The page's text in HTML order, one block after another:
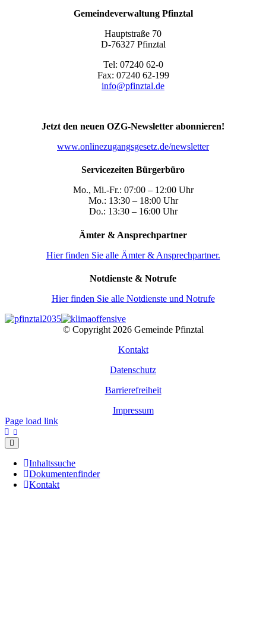
Gemeindeverwaltung Pfinztal
Hauptstraße 70
D-76327 Pfinztal
Tel: 07240 62-0
Fax: 07240 62-199
info@pfinztal.de
Jetzt den neuen OZG-Newsletter abonnieren!
www.onlinezugangsgesetz.de/newsletter
Servicezeiten Bürgerbüro
Mo., Mi.-Fr.: 07:00 – 12:00 Uhr
Mo.: 13:30 – 18:00 Uhr
Do.: 13:30 – 16:00 Uhr
Ämter & Ansprechpartner
Hier finden Sie alle Ämter & Ansprechpartner.
Notdienste & Notrufe
Hier finden Sie alle Notdienste und Notrufe
© Copyright 2026 Gemeinde Pfinztal
Kontakt
Datenschutz
Barrierefreiheit
Impressum
Page load link
Inhaltssuche
Dokumentenfinder
Kontakt